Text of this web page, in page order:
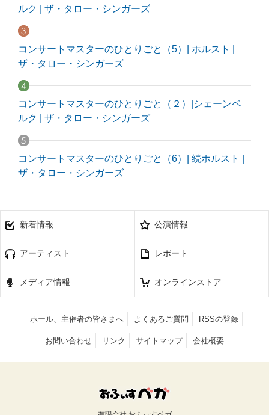
ルク | ザ・タロー・シンガーズ
コンサートマスターのひとりごと（5）| ホルスト |
ザ・タロー・シンガーズ
コンサートマスターのひとりごと（２）|シェーンベ
ルク | ザ・タロー・シンガーズ
コンサートマスターのひとりごと（6）| 続ホルスト |
ザ・タロー・シンガーズ
新着情報 公演情報
アーティスト レポート
メディア情報 オンラインストア
ホール、主催者の皆さまへ よくあるご質問 RSSの登録
お問い合わせ リンク サイトマップ 会社概要